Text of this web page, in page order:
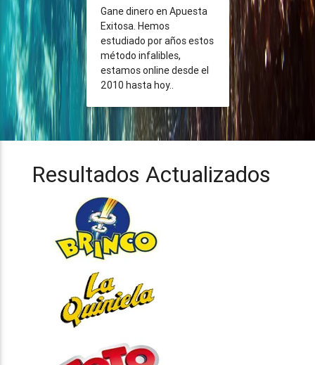
Gane dinero en Apuesta
Exitosa. Hemos
estudiado por años estos
método infalibles,
estamos online desde el
2010 hasta hoy..
Resultados Actualizados